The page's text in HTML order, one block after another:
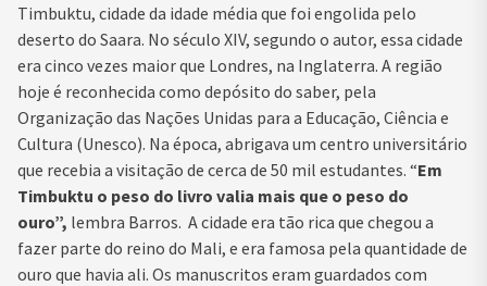
Timbuktu, cidade da idade média que foi engolida pelo
deserto do Saara. No século XIV, segundo o autor, essa cidade
era cinco vezes maior que Londres, na Inglaterra. A região
hoje é reconhecida como depósito do saber, pela
Organização das Nações Unidas para a Educação, Ciência e
Cultura (Unesco). Na época, abrigava um centro universitário
que recebia a visitação de cerca de 50 mil estudantes. “Em
Timbuktu o peso do livro valia mais que o peso do
ouro”, lembra Barros. A cidade era tão rica que chegou a
fazer parte do reino do Mali, e era famosa pela quantidade de
ouro que havia ali. Os manuscritos eram guardados com